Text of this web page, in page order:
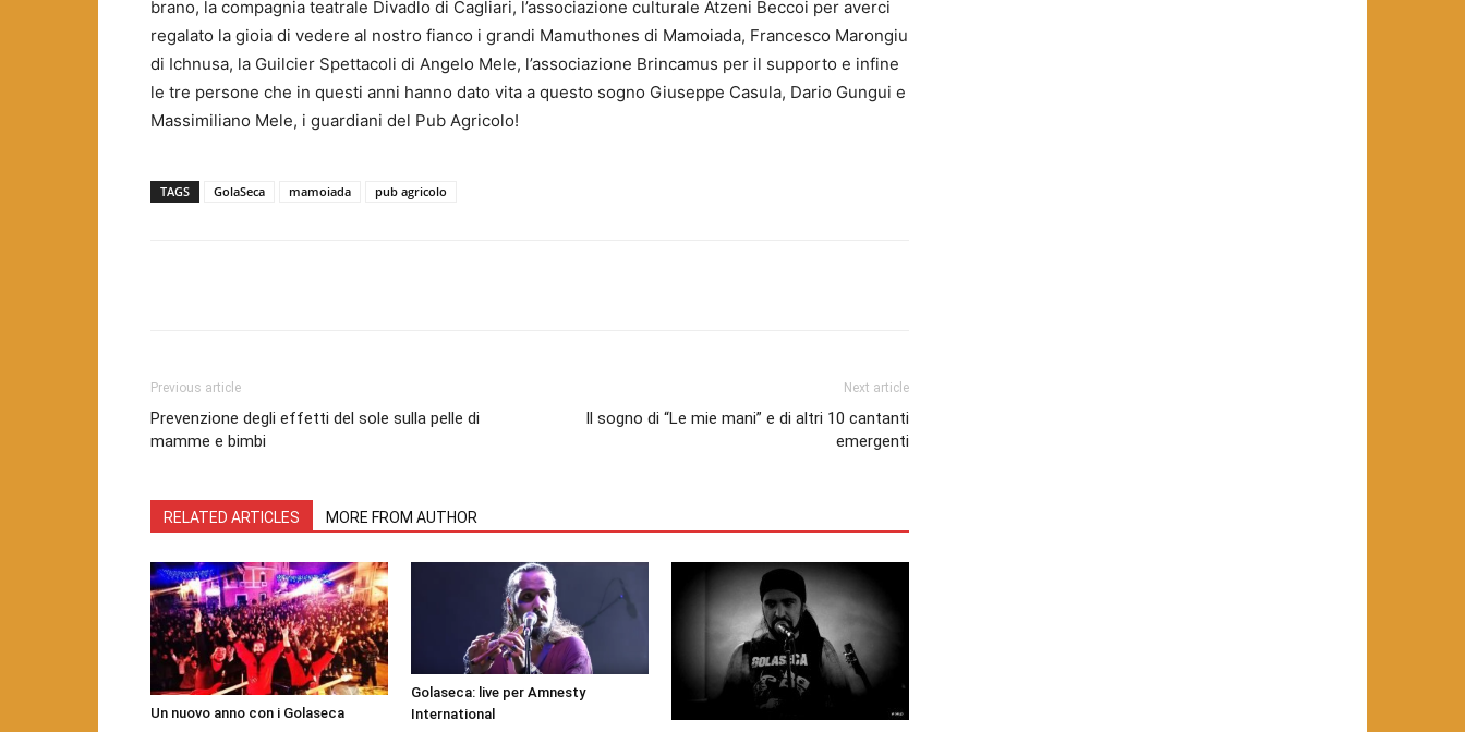
brano, la compagnia teatrale Divadlo di Cagliari, l’associazione culturale Atzeni Beccoi per averci
regalato la gioia di vedere al nostro fianco i grandi Mamuthones di Mamoiada, Francesco Marongiu
di Ichnusa, la Guilcier Spettacoli di Angelo Mele, l’associazione Brincamus per il supporto e infine
le tre persone che in questi anni hanno dato vita a questo sogno Giuseppe Casula, Dario Gungui e
Massimiliano Mele, i guardiani del Pub Agricolo!
TAGS GolaSeca mamoiada pub agricolo
Previous article
Prevenzione degli effetti del sole sulla pelle di
mamme e bimbi
Next article
Il sogno di “Le mie mani” e di altri 10 cantanti
emergenti
RELATED ARTICLES MORE FROM AUTHOR
Un nuovo anno con i Golaseca
Golaseca: live per Amnesty
International